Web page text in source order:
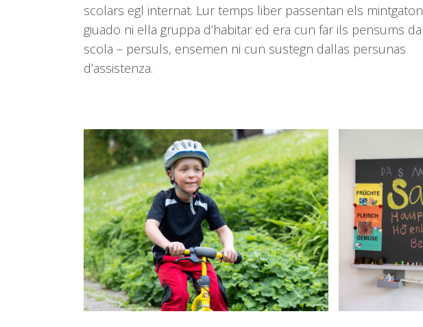
scolars egl internat. Lur temps liber passentan els mintgaton
giuado ni ella gruppa d’habitar ed era cun far ils pensums da
scola – persuls, ensemen ni cun sustegn dallas persunas
d’assistenza.
Use
the
left
and
right
arrow
keys
to
access
the